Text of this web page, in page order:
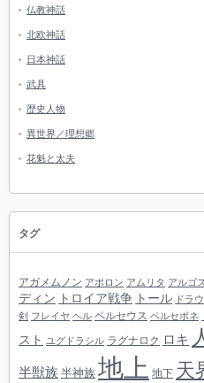
仏教神話
北欧神話
日本神話
武具
歴史人物
異世界／理想郷
花魁と太夫
タグ
アガメムノン アポロン アムリタ アルゴス
ディン トロイア戦争 トール ドラ
剣 フレイヤ ヘル ペルセウス ペルセポネ
スト
ユグドラシル ラグナロク ロキ
半獣族 半神族 地上 地下 天